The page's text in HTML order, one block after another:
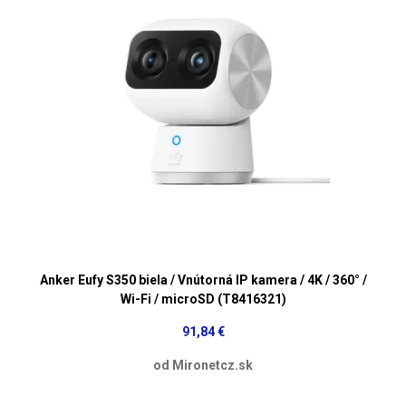
Anker Eufy S350 biela / Vnútorná IP kamera / 4K / 360° /
Wi-Fi / microSD (T8416321)
91,84 €
od Mironetcz.sk